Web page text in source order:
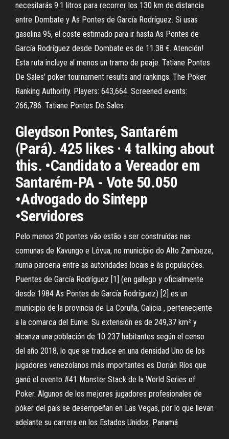
necesitarás 9.1 litros para recorrer los 130 km de distancia
entre Dombate y As Pontes de García Rodríguez. Si usas
gasolina 95, el coste estimado para ir hasta As Pontes de
García Rodríguez desde Dombate es de 11.38 €. Atención!
Esta ruta incluye al menos un tramo de peaje. Tatiane Pontes
De Sales' poker tournament results and rankings. The Poker
Ranking Authority. Players: 643,664. Screened events:
266,786. Tatiane Pontes De Sales
Gleydson Pontes, Santarém
(Pará). 425 likes · 4 talking about
this. •Candidato a Vereador em
Santarém-PA - Vote 50.050
•Advogado do Sintepp
•Servidores
Pelo menos 20 pontes vão estão a ser construídas nas
comunas de Kavungo e Lôvua, no município do Alto Zambeze,
numa parceria entre as autoridades locais e às populações.
Puentes de García Rodríguez [1] (en gallego y oficialmente
desde 1984 As Pontes de García Rodríguez) [2] es un
municipio de la provincia de La Coruña, Galicia , perteneciente
a la comarca del Eume. Su extensión es de 249,37 km² y
alcanza una población de 10 237 habitantes según el censo
del año 2018, lo que se traduce en una densidad Uno de los
jugadores venezolanos más importantes es Dorián Ríos que
ganó el evento #41 Monster Stack de la World Series of
Poker. Algunos de los mejores jugadores profesionales de
póker del país se desempeñan en Las Vegas, por lo que llevan
adelante su carrera en los Estados Unidos. Panamá